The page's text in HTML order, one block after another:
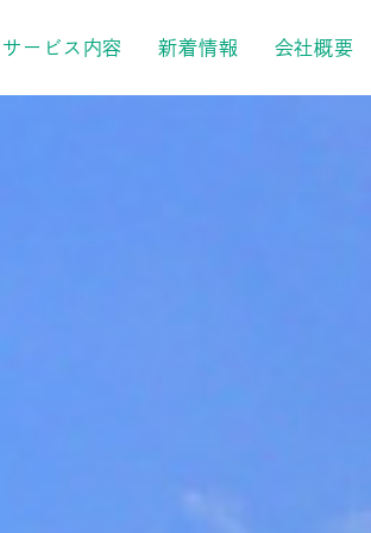
サービス内容 新着情報 会社概要